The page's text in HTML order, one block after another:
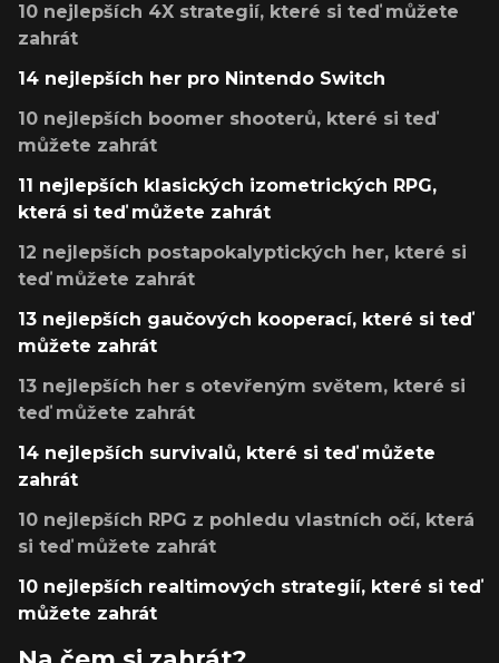
10 nejlepších 4X strategií, které si teď můžete
zahrát
14 nejlepších her pro Nintendo Switch
10 nejlepších boomer shooterů, které si teď
můžete zahrát
11 nejlepších klasických izometrických RPG,
která si teď můžete zahrát
12 nejlepších postapokalyptických her, které si
teď můžete zahrát
13 nejlepších gaučových kooperací, které si teď
můžete zahrát
13 nejlepších her s otevřeným světem, které si
teď můžete zahrát
14 nejlepších survivalů, které si teď můžete
zahrát
10 nejlepších RPG z pohledu vlastních očí, která
si teď můžete zahrát
10 nejlepších realtimových strategií, které si teď
můžete zahrát